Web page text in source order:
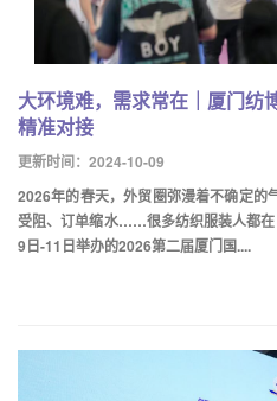
大环境难，需求常在｜厦门纺
精准对接
更新时间：2024-10-09
2026年的春天，外贸圈弥漫着不确定的
受阻、订单缩水……很多纺织服装人都
9日-11日举办的2026第二届厦门国....